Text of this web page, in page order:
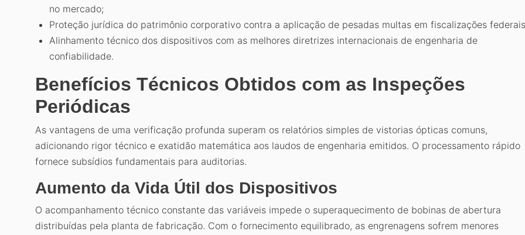
no mercado;
Proteção jurídica do patrimônio corporativo contra a aplicação de pesadas multas em fiscalizações
Alinhamento técnico dos dispositivos com as melhores diretrizes internacionais de engenharia de
confiabilidade.
Benefícios Técnicos Obtidos com as Inspeções
Periódicas
As vantagens de uma verificação profunda superam os relatórios simples de vistorias ópticas comuns,
adicionando rigor técnico e exatidão matemática aos laudos de engenharia emitidos. O processamento rápido
fornece subsídios fundamentais para auditorias.
Aumento da Vida Útil dos Dispositivos
O acompanhamento técnico constante das variáveis impede o superaquecimento de bobinas de abertura
distribuídas pela planta de fabricação. Com o fornecimento equilibrado, as engrenagens sofrem menores